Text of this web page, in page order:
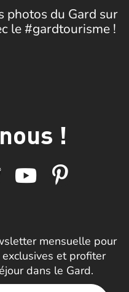
photos du Gard sur
le #gardtourisme !
!
mensuelle pour
et profiter
dans le Gard.